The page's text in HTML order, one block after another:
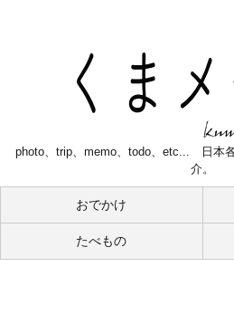
photo、trip、memo、todo、etc... 日本
介。
おでかけ
たべもの